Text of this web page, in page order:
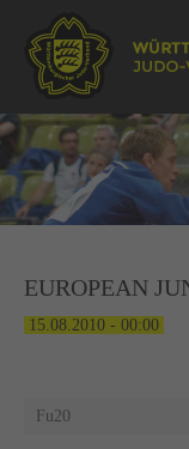
EUROPEAN
15.08.2010 - 00:00
Fu20